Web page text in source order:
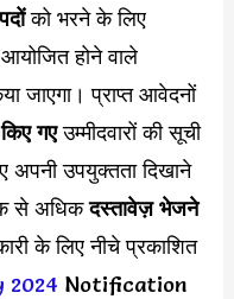
को भरने के लिए
आयोजित होने वाले
जाएगा। प्राप्त आवेदनों
गएउम्मीदवारों की सूची
अपनी उपयुक्तता दिखाने
से अधिकदस्तावेज़ भेजने
के लिए नीचे प्रकाशित
2024 Notification